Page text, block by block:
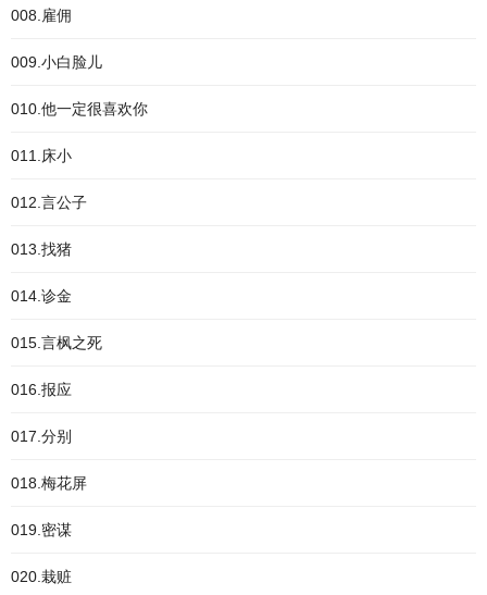
008.雇佣
009.小白脸儿
010.他一定很喜欢你
011.床小
012.言公子
013.找猪
014.诊金
015.言枫之死
016.报应
017.分别
018.梅花屏
019.密谋
020.栽赃